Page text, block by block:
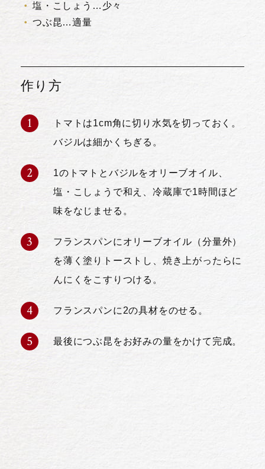
塩・こしょう…少々
つぶ昆…適量
作り方
トマトは1cm角に切り水気を切っておく。
バジルは細かくちぎる。
1のトマトとバジルをオリーブオイル、
塩・こしょうで和え、冷蔵庫で1時間ほど
味をなじませる。
フランスパンにオリーブオイル（分量外）
を薄く塗りトーストし、焼き上がったらに
んにくをこすりつける。
フランスパンに2の具材をのせる。
最後につぶ昆をお好みの量をかけて完成。